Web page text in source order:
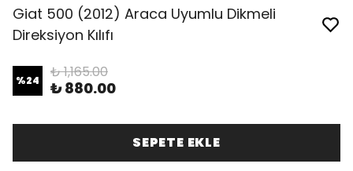
Giat 500 (2012) Araca Uyumlu Dikmeli
Direksiyon Kılıfı
%24 ₺ 1,165.00
₺ 880.00
SEPETE EKLE